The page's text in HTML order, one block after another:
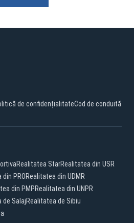
de confidențialitateCod de conduită
Realitatea StarRealitatea din USR
din PRORealitatea din UDMR
din PMPRealitatea din UNPR
de SalajRealitatea de Sibiu